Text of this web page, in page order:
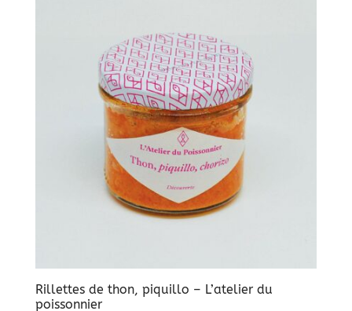
Rillettes de thon, piquillo – L’atelier du
poissonnier